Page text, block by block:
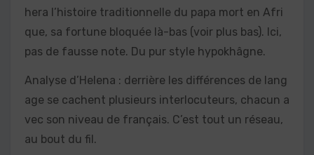
hera l’histoire traditionnelle du papa mort en Afri
que, sa fortune bloquée là-bas (voir plus bas). Ici,
pas de fausse note. Du pur style hypokhâgne.
Analyse d’Helena : derrière les différences de lang
age se cachent plusieurs interlocuteurs, chacun a
vec son niveau de français. C’est tout un réseau,
au bout du fil.